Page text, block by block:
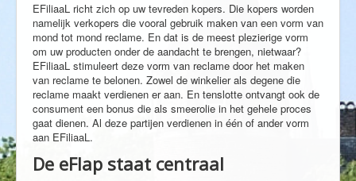
EFiliaaL richt zich op uw tevreden kopers. Die kopers worden
namelijk verkopers die vooral gebruik maken van een vorm van
mond tot mond reclame. En dat is de meest plezierige vorm
om uw producten onder de aandacht te brengen, nietwaar?
EFiliaaL stimuleert deze vorm van reclame door het maken
van reclame te belonen. Zowel de winkelier als degene die
reclame maakt verdienen er aan. En tenslotte ontvangt ook de
consument een bonus die als smeerolie in het gehele proces
gaat dienen. Al deze partijen verdienen in één of ander vorm
aan EFiliaaL.
De eFlap staat centraal